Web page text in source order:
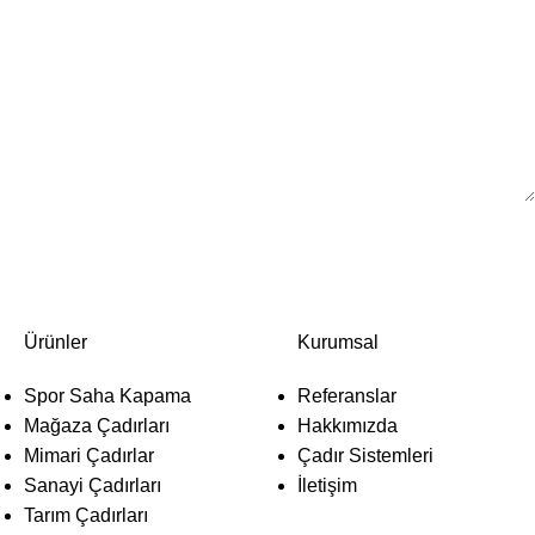
Ürünler
Spor Saha Kapama
Mağaza Çadırları
Mimari Çadırlar
Sanayi Çadırları
Tarım Çadırları
Kurumsal
Referanslar
Hakkımızda
Çadır Sistemleri
İletişim